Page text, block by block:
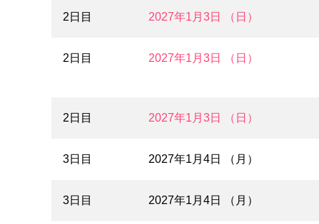
2日目 2027年1月3日 （日）
2日目 2027年1月3日 （日）
2日目 2027年1月3日 （日）
3日目 2027年1月4日 （月）
3日目 2027年1月4日 （月）